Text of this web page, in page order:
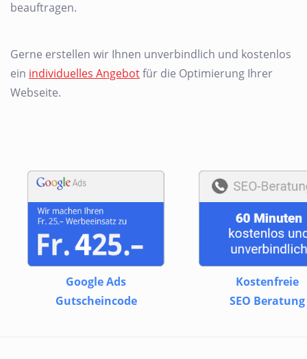
beauftragen.
Gerne erstellen wir Ihnen unverbindlich und kostenlos
ein individuelles Angebotfür die Optimierung Ihrer
Webseite.
Google Ads
Gutscheincode
Kostenfreie
SEO Beratung